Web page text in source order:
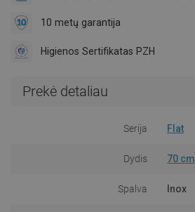
10 metų garantija
Higienos Sertifikatas PZH
Prekė detaliau
Serija Flat
Dydis 70 cm
Spalva Inox